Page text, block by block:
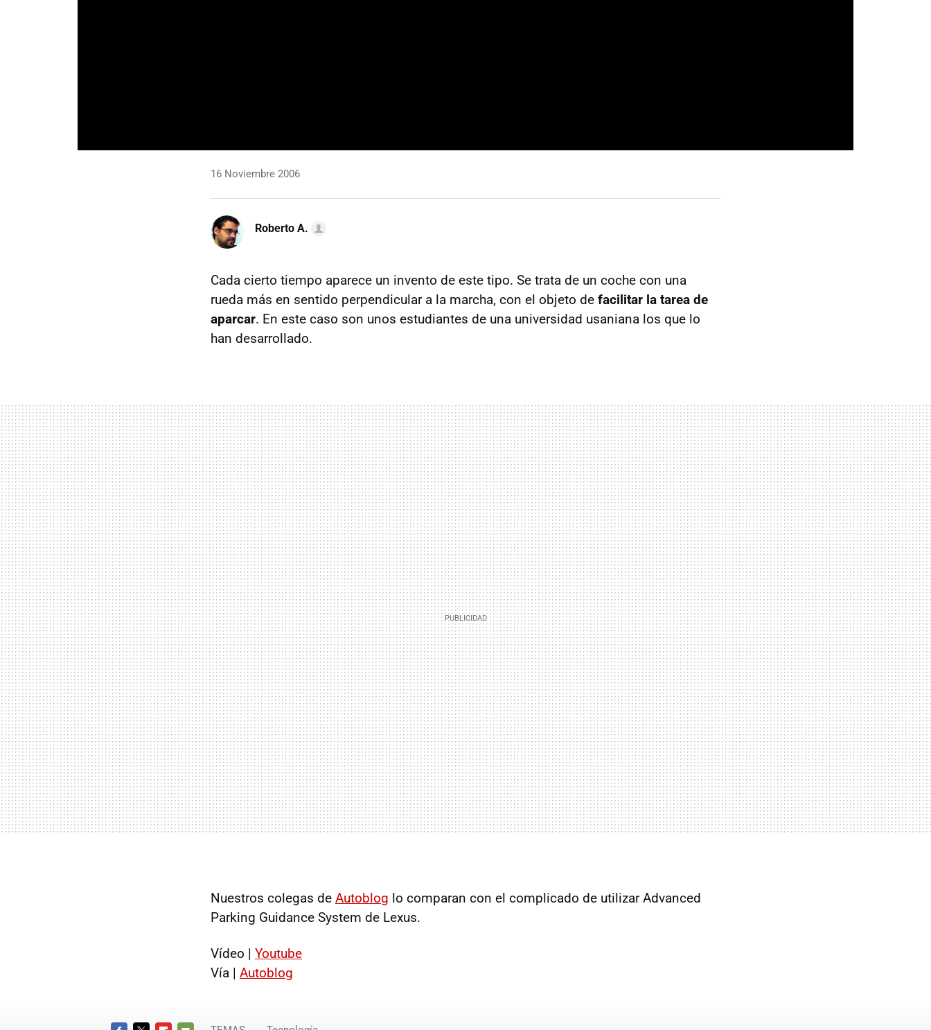
16 Noviembre 2006
Roberto A.
Cada cierto tiempo aparece un invento de este tipo. Se trata de un coche con una
rueda más en sentido perpendicular a la marcha, con el objeto de facilitar la tarea de
aparcar. En este caso son unos estudiantes de una universidad usaniana los que lo
han desarrollado.
Nuestros colegas de Autoblog lo comparan con el complicado de utilizar Advanced
Parking Guidance System de Lexus.
Vídeo | Youtube
Vía | Autoblog